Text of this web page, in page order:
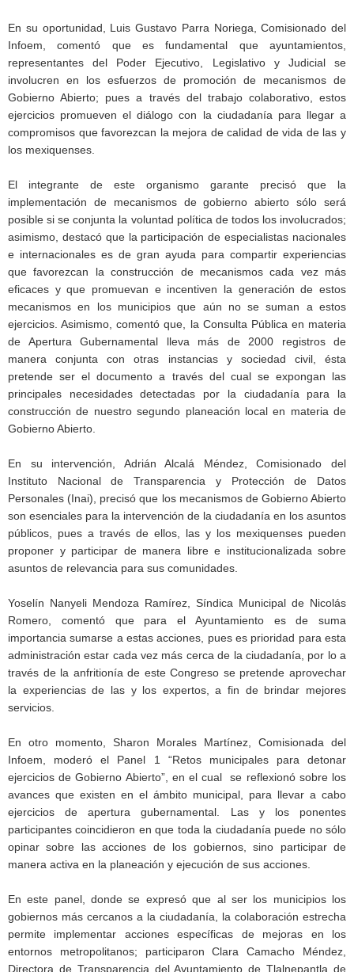
En su oportunidad, Luis Gustavo Parra Noriega, Comisionado del
Infoem, comentó que es fundamental que ayuntamientos,
representantes del Poder Ejecutivo, Legislativo y Judicial se
involucren en los esfuerzos de promoción de mecanismos de
Gobierno Abierto; pues a través del trabajo colaborativo, estos
ejercicios promueven el diálogo con la ciudadanía para llegar a
compromisos que favorezcan la mejora de calidad de vida de las y
los mexiquenses.
El integrante de este organismo garante precisó que la
implementación de mecanismos de gobierno abierto sólo será
posible si se conjunta la voluntad política de todos los involucrados;
asimismo, destacó que la participación de especialistas nacionales
e internacionales es de gran ayuda para compartir experiencias
que favorezcan la construcción de mecanismos cada vez más
eficaces y que promuevan e incentiven la generación de estos
mecanismos en los municipios que aún no se suman a estos
ejercicios. Asimismo, comentó que, la Consulta Pública en materia
de Apertura Gubernamental lleva más de 2000 registros de
manera conjunta con otras instancias y sociedad civil, ésta
pretende ser el documento a través del cual se expongan las
principales necesidades detectadas por la ciudadanía para la
construcción de nuestro segundo planeación local en materia de
Gobierno Abierto.
En su intervención, Adrián Alcalá Méndez, Comisionado del
Instituto Nacional de Transparencia y Protección de Datos
Personales (Inai), precisó que los mecanismos de Gobierno Abierto
son esenciales para la intervención de la ciudadanía en los asuntos
públicos, pues a través de ellos, las y los mexiquenses pueden
proponer y participar de manera libre e institucionalizada sobre
asuntos de relevancia para sus comunidades.
Yoselín Nanyeli Mendoza Ramírez, Síndica Municipal de Nicolás
Romero, comentó que para el Ayuntamiento es de suma
importancia sumarse a estas acciones, pues es prioridad para esta
administración estar cada vez más cerca de la ciudadanía, por lo a
través de la anfritionía de este Congreso se pretende aprovechar
la experiencias de las y los expertos, a fin de brindar mejores
servicios.
En otro momento, Sharon Morales Martínez, Comisionada del
Infoem, moderó el Panel 1 “Retos municipales para detonar
ejercicios de Gobierno Abierto”, en el cual se reflexionó sobre los
avances que existen en el ámbito municipal, para llevar a cabo
ejercicios de apertura gubernamental. Las y los ponentes
participantes coincidieron en que toda la ciudadanía puede no sólo
opinar sobre las acciones de los gobiernos, sino participar de
manera activa en la planeación y ejecución de sus acciones.
En este panel, donde se expresó que al ser los municipios los
gobiernos más cercanos a la ciudadanía, la colaboración estrecha
permite implementar acciones específicas de mejoras en los
entornos metropolitanos; participaron Clara Camacho Méndez,
Directora de Transparencia del Ayuntamiento de Tlalnepantla de